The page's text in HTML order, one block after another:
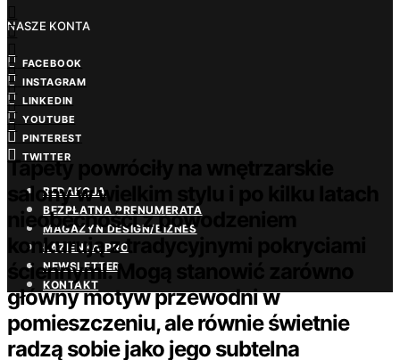
NASZE KONTA
FACEBOOK
INSTAGRAM
LINKEDIN
YOUTUBE
PINTEREST
TWITTER
REDAKCJA
BEZPŁATNA PRENUMERATA
MAGAZYN DESIGN/BIZNES
ŁAZIENKA.PRO
NEWSLETTER
KONTAKT
Tapety powróciły na wnętrzarskie
salony w wielkim stylu i po kilku latach
nieobecności z powodzeniem
konkurują z tradycyjnymi pokryciami
ściennymi. Mogą stanowić zarówno
główny motyw przewodni w
pomieszczeniu, ale równie świetnie
radzą sobie jako jego subtelna